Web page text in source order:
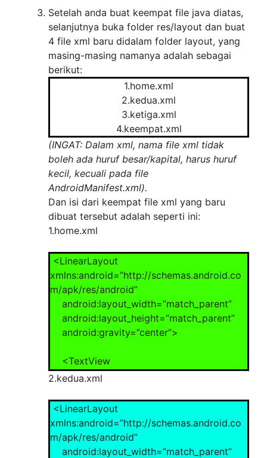
{
super.onCreate(savedInstanceState);
setContentView(R.layout.keempat);
}
}
Setelah anda buat keempat file java diatas,
selanjutnya buka folder res/layout dan buat
4 file xml baru didalam folder layout, yang
masing-masing namanya adalah sebagai
berikut:
1.home.xml
2.kedua.xml
3.ketiga.xml
4.keempat.xml
(INGAT: Dalam xml, nama file xml tidak
boleh ada huruf besar/kapital, harus huruf
kecil, kecuali pada file
AndroidManifest.xml).
Dan isi dari keempat file xml yang baru
dibuat tersebut adalah seperti ini:
1.home.xml
<LinearLayout
xmlns:android=”http://schemas.android.co
m/apk/res/android”
android:layout_width=”match_parent”
android:layout_height=”match_parent”
android:gravity=”center”>
<TextView
android:layout_width=”wrap_content”
android:textSize=”20px”
android:textColor=”#ffffff”
android:background=”#080808″
android:text=”Welcome Programmer”/>
2.kedua.xml
<LinearLayout
xmlns:android=”http://schemas.android.co
m/apk/res/android”
android:layout_width=”match_parent”